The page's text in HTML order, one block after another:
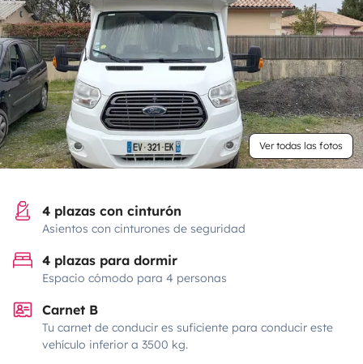
Ver todas las fotos
4 plazas con cinturón
Asientos con cinturones de seguridad
4 plazas para dormir
Espacio cómodo para 4 personas
Carnet B
Tu carnet de conducir es suficiente para conducir este
vehículo inferior a 3500 kg.